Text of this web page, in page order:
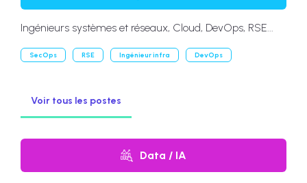
Ingénieurs systèmes et réseaux, Cloud, DevOps, RSE...
SecOps RSE Ingénieur infra DevOps
Voir tous les postes
Data / IA